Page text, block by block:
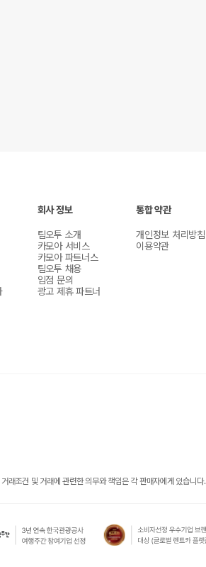
회사 정보
팀오투 소개
카모아 서비스
카모아 파트너스
팀오투 채용
입점 문의
광고 제휴 파트너
통합 약관
개인정보 처리방침
이용약관
래조건 및 거래에 관련한 의무와 책임은 각 판매자에게 있습니다.